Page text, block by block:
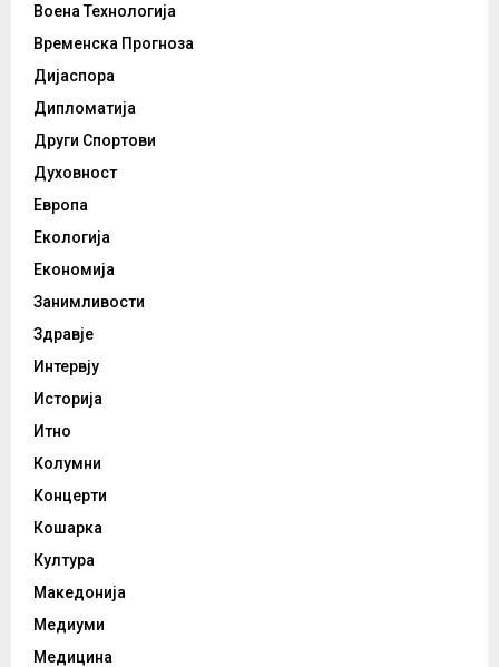
Воена Технологија
Временска Прогноза
Дијаспора
Дипломатија
Други Спортови
Духовност
Европа
Екологија
Економија
Занимливости
Здравје
Интервју
Историја
Итно
Колумни
Концерти
Кошарка
Култура
Македонија
Медиуми
Медицина